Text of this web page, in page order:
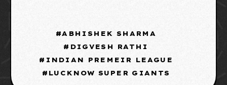
ABHISHEK SHARMA
DIGVESH RATHI
INDIAN PREMEIR LEAGUE
LUCKNOW SUPER GIANTS